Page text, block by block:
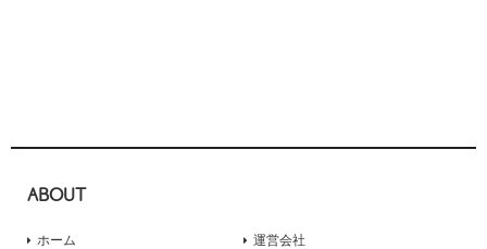
ABOUT
ホーム
運営会社